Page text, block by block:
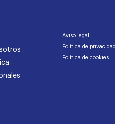
Aviso legal
Política de privacidad
Política de cookies